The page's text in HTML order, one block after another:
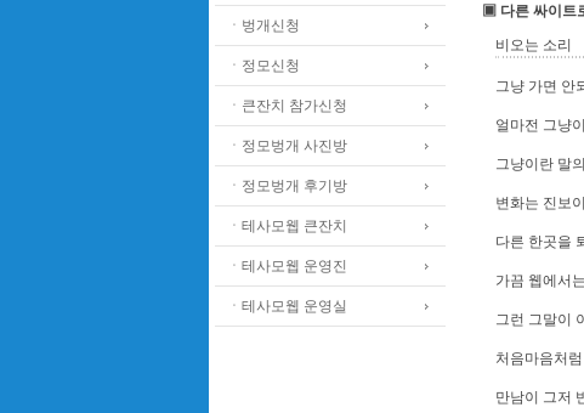
ㆍ벙개신청
ㆍ정모신청
ㆍ큰잔치 참가신청
ㆍ정모벙개 사진방
ㆍ정모벙개 후기방
ㆍ테사모웹 큰잔치
ㆍ테사모웹 운영진
ㆍ테사모웹 운영실
▣ 다른 싸이트
비오는 소리
그냥 가면 안
얼마전 그냥
그냥이란 말
변화는 진보
다른 한곳을
가끔 웹에서
그런 그말이
처음마음처
만남이 그저